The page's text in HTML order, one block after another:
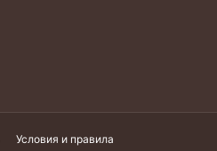
Условия и правила